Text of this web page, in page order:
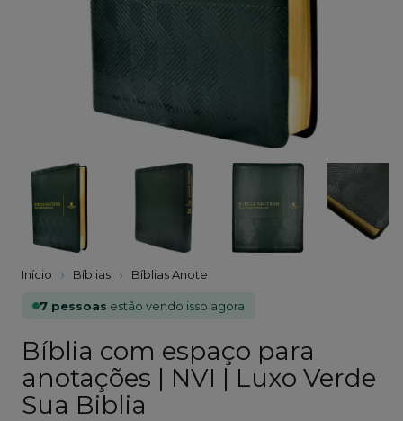
Início Bíblias Bíblias Anote
7 pessoas estão vendo isso agora
Bíblia com espaço para
anotações | NVI | Luxo Verde
Sua Biblia